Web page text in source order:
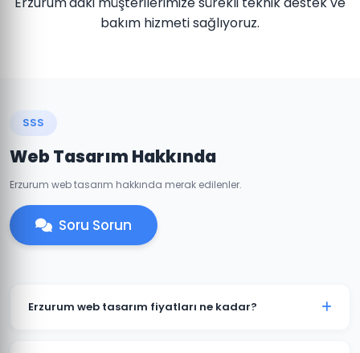
bakım hizmeti sağlıyoruz.
SSS
Web Tasarım Hakkında
Erzurum web tasarım hakkında merak edilenler.
Soru Sorun
Erzurum web tasarım fiyatları ne kadar?